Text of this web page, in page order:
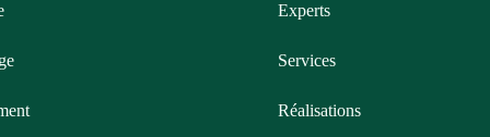
Experts
Services
Réalisations